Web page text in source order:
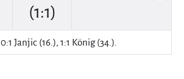
(1:1)
0:1 Janjic (16.), 1:1 König (34.).